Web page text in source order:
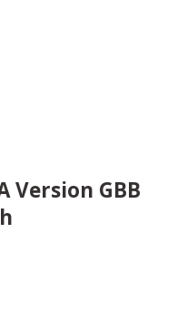
Version GBB